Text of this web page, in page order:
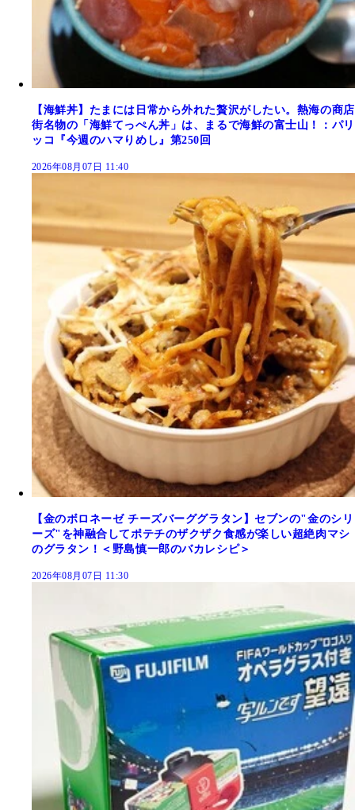
【海鮮丼】たまには日常から外れた贅沢がしたい。熱海の商店
街名物の「海鮮てっぺん丼」は、まるで海鮮の富士山！：パリ
ッコ『今週のハマりめし』第250回
2026年08月07日 11:40
【金のボロネーゼ チーズバーググラタン】セブンの"金のシリ
ーズ"を神融合してポテチのザクザク食感が楽しい超絶肉マシ
のグラタン！＜野島慎一郎のバカレシピ＞
2026年08月07日 11:30